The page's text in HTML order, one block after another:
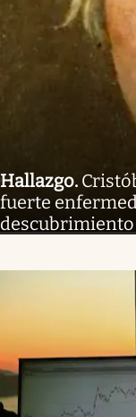
Hallazgo.
fuerte